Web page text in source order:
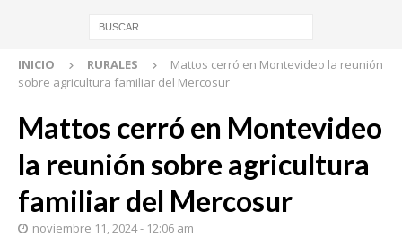
INICIO RURALES
Mattos cerró en Montevideo la reunión
sobre agricultura familiar del Mercosur
Mattos cerró en Montevideo
la reunión sobre agricultura
familiar del Mercosur
noviembre 11, 2024 - 12:06 am